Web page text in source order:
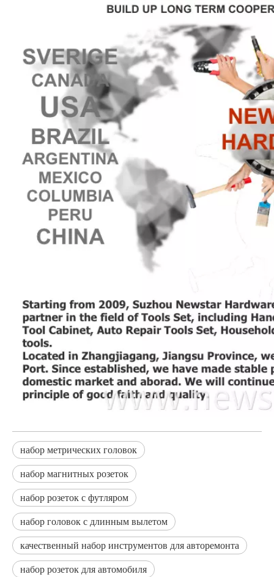
набор метрических головок
набор магнитных розеток
набор розеток с футляром
набор головок с длинным вылетом
качественный набор инструментов для авторемонта
набор розеток для автомобиля